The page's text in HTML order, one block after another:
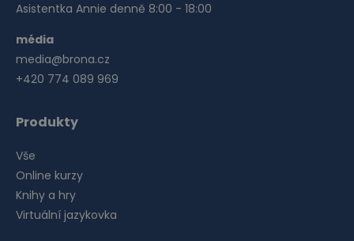
Asistentka Annie denně 8:00 - 18:00
média
media@brona.cz
+420 774 089 969
Produkty
Vše
Online kurzy
Knihy a hry
Virtuální jazykovka